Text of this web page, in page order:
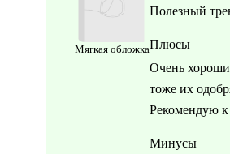
Мягкая обложка
Полезный
Плюсы
Очень
тоже их
Рекомендую к
Минусы